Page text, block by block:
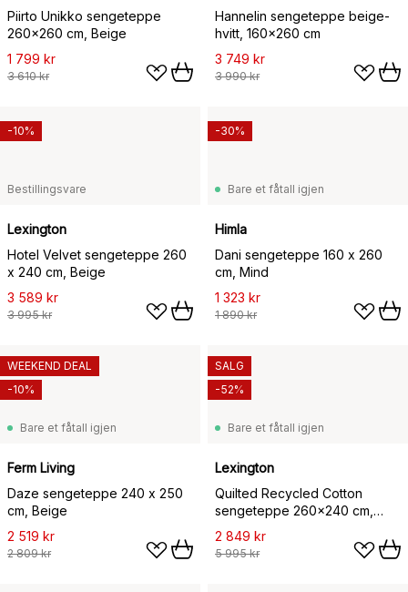
Piirto Unikko sengeteppe
260x260 cm, Beige
1 799 kr
3 610 kr
Hannelin sengeteppe beige-
hvitt, 160x260 cm
3 749 kr
3 990 kr
Bestillingsvare
Lexington
Hotel Velvet sengeteppe 260
x 240 cm, Beige
3 589 kr
3 995 kr
-10%
Bare et fåtall igjen
Himla
Dani sengeteppe 160 x 260
cm, Mind
1 323 kr
1 890 kr
-30%
Bare et fåtall igjen
Ferm Living
Daze sengeteppe 240 x 250
cm, Beige
2 519 kr
2 809 kr
WEEKEND DEAL
-10%
Bare et fåtall igjen
Lexington
Quilted Recycled Cotton
sengeteppe 260x240 cm,
Beige
2 849 kr
5 995 kr
SALG
-52%